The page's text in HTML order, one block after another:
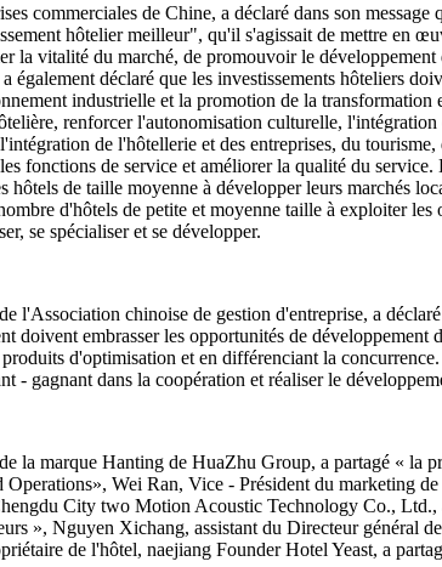
commerciales de Chine, a déclaré dans son
hôtelier meilleur", qu'il s'agissait de mettre en
la vitalité du marché, de promouvoir le
déclaré que les investissements hôteliers
industrielle et la promotion de la
renforcer l'autonomisation culturelle,
de l'hôtellerie et des entreprises, du tourisme,
fonctions de service et améliorer la qualité du
de taille moyenne à développer leurs marchés
d'hôtels de petite et moyenne taille à exploiter
se spécialiser et se développer.
l'Association chinoise de gestion d'entreprise, a
doivent embrasser les opportunités de
d'optimisation et en différenciant la
- gagnant dans la coopération et réaliser le
la marque Hanting de HuaZhu Group, a partagé « la
Wei Ran, Vice - Président du marketing
City two Motion Acoustic Technology Co.,
», Nguyen Xichang, assistant du Directeur général
de l'hôtel, naejiang Founder Hotel Yeast, a